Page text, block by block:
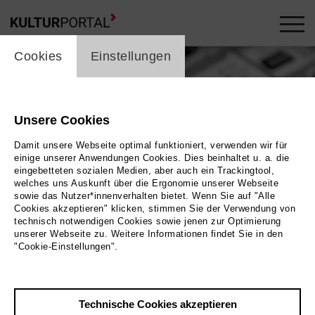
Übersicht
cookie_layer
Cookies Einstellungen
Unsere Cookies
Damit unsere Webseite optimal funktioniert, verwenden wir für
einige unserer Anwendungen Cookies. Dies beinhaltet u. a. die
eingebetteten sozialen Medien, aber auch ein Trackingtool,
welches uns Auskunft über die Ergonomie unserer Webseite
sowie das Nutzer*innenverhalten bietet. Wenn Sie auf "Alle
Cookies akzeptieren" klicken, stimmen Sie der Verwendung von
technisch notwendigen Cookies sowie jenen zur Optimierung
unserer Webseite zu. Weitere Informationen findet Sie in den
"Cookie-Einstellungen".
Technische Cookies akzeptieren